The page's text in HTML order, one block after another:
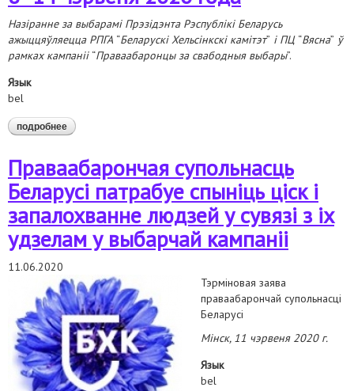
Назіранне за выбарамі Прэзідэнта Рэспублікі Беларусь
ажыццяўляецца РПГА “Беларускі Хельсінкскі камітэт” і ПЦ “Вясна” ў
рамках кампаніі “Праваабаронцы за свабодныя выбары”.
Язык
bel
подробнее о аналітычная тыднёвая справаздача па выніках назірання:
8 -14 чэрвеня 2020 года
Праваабарончая супольнасць
Беларусі патрабуе спыніць ціск і
запалохванне людзей у сувязі з іх
удзелам у выбарчай кампаніі
11.06.2020
Тэрміновая заява
праваабарончай супольнасці
Беларусі
Мінск, 11 чэрвеня 2020 г.
Язык
bel